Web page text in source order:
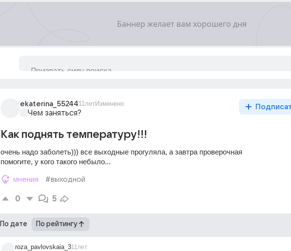
ekaterina_5524411летИзменено
Чем заняться?
Как поднять температуру!!!
очень надо заболеть))) все выходные прогуляла, а завтра проверочная
помогите, у кого такого небыло...
мнения #выходной
0 5
По дате По рейтингу
roza_pavlovskaia_311лет